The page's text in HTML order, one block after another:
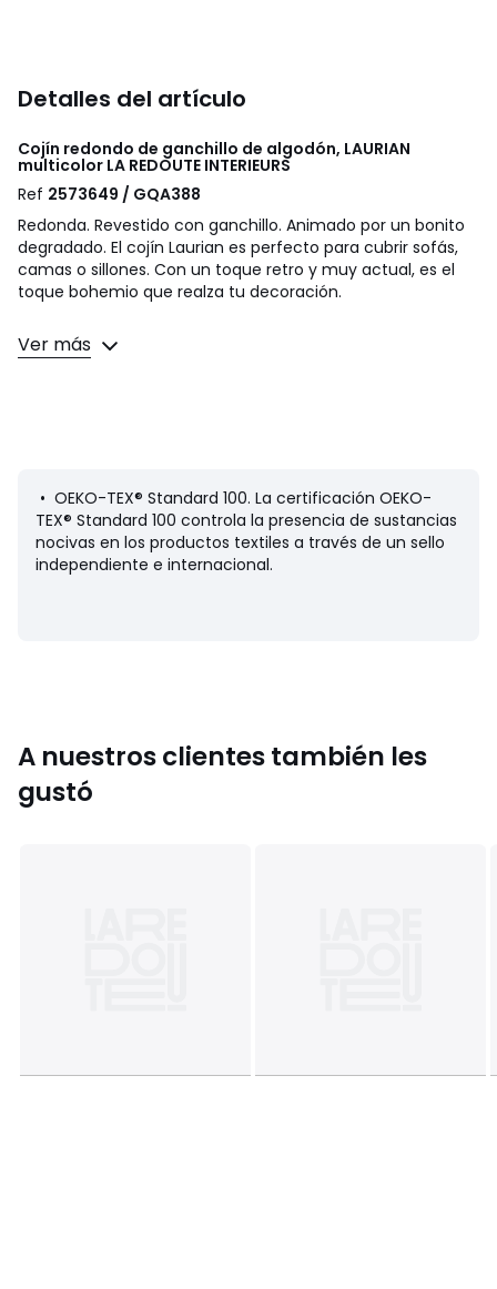
Detalles del artículo
Cojín redondo de ganchillo de algodón, LAURIAN
multicolor LA REDOUTE INTERIEURS
Ref 2573649 / GQA388
Redonda. Revestido con ganchillo. Animado por un bonito
degradado. El cojín Laurian es perfecto para cubrir sofás,
camas o sillones. Con un toque retro y muy actual, es el
toque bohemio que realza tu decoración.
Descripción
• Funda: 100% algodón
• Diámetro: 35 cm
Colores
Ver más
• OEKO-TEX® Standard 100. La certificación OEKO-
TEX® Standard 100 controla la presencia de sustancias
nocivas en los productos textiles a través de un sello
independiente e internacional.
A nuestros clientes también les
gustó